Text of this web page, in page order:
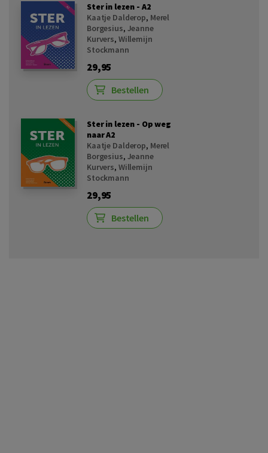
Ster in lezen - A2
Kaatje Dalderop, Merel
Borgesius, Jeanne
Kurvers, Willemijn
Stockmann
29,95
Bestellen
Ster in lezen - Op weg
naar A2
Kaatje Dalderop, Merel
Borgesius, Jeanne
Kurvers, Willemijn
Stockmann
29,95
Bestellen